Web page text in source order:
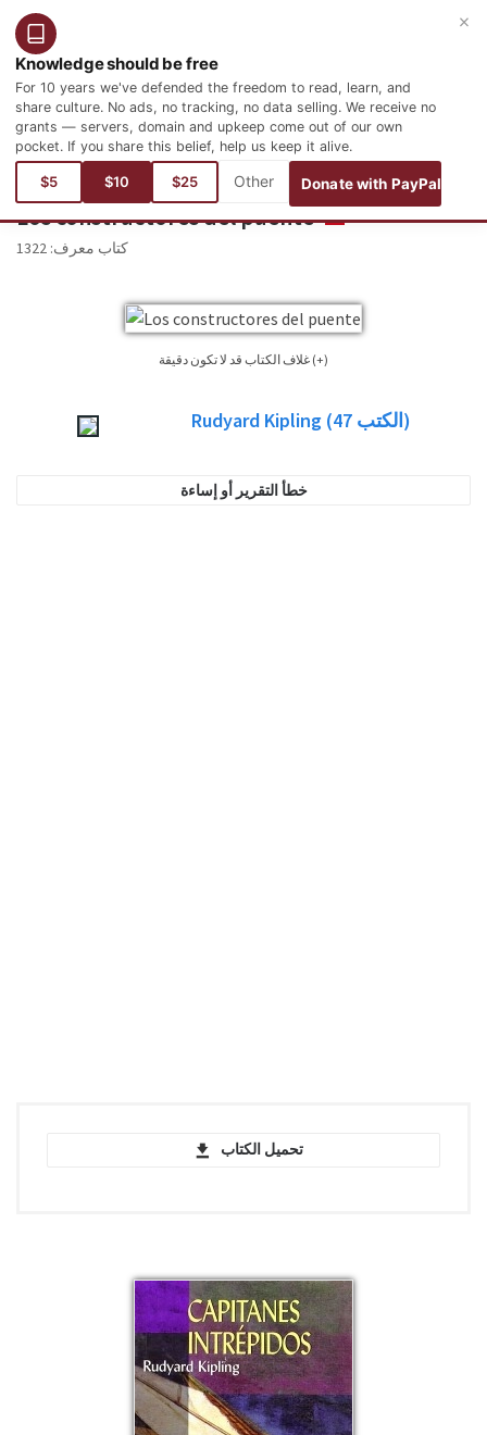
العربية
Knowledge should be free
For 10 years we've defended the freedom to read, learn, and
share culture. No ads, no tracking, no data selling. We receive no
grants — servers, domain and upkeep come out of our own
pocket. If you share this belief, help us keep it alive.
$5 $10 $25 Donate with PayPal
×
أنت هنا:اللغات الأسبانية Literatura Literatura inglesa
Los constructores del puente ESPAÑOL
كتاب معرف: 1322
غلاف الكتاب قد لا تكون دقيقة (+)
وليس من الممكن دائما العثور على غلاف الكتاب للكتاب الذي نشرت طبعة. يرجى
النظر في هذا فقط كصورة مرجعية، وليس دائما بالضبط غلاف الكتاب المستخدمة في
Rudyard Kipling (47 الكتب)
خطأ التقرير أو إساءة
تحميل الكتاب
Los constructores del puente - Rudyard
Kipling - EPUB
epub | 188.36 KB | 866 hits
Los constructores del puente - Rudyard
Kipling - MOBI
mobi | 334.88 KB | 793 hits